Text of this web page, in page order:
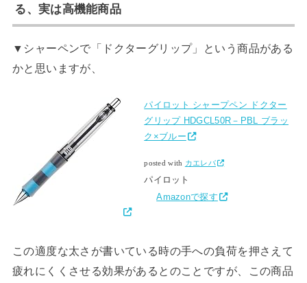
る、実は高機能商品
▼シャーペンで「ドクターグリップ」という商品がある
かと思いますが、
パイロット シャープペン ドクター
グリップ HDGCL50R－PBL ブラッ
ク×ブルー
posted with カエレバ
パイロット
Amazonで探す
この適度な太さが書いている時の手への負荷を押さえて
疲れにくくさせる効果があるとのことですが、この商品